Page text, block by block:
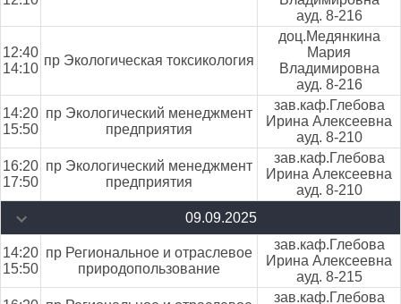
ауд. 8-216
12:40
14:10
пр Экологическая токсикология
доц.Медянкина
Мария
Владимировна
ауд. 8-216
14:20
15:50
пр Экологический менеджмент
предприятия
зав.каф.Глебова
Ирина Алексеевна
ауд. 8-210
16:20
17:50
пр Экологический менеджмент
предприятия
зав.каф.Глебова
Ирина Алексеевна
ауд. 8-210
09.09.2025
14:20
15:50
пр Региональное и отраслевое
природопользование
зав.каф.Глебова
Ирина Алексеевна
ауд. 8-215
зав.каф.Глебова